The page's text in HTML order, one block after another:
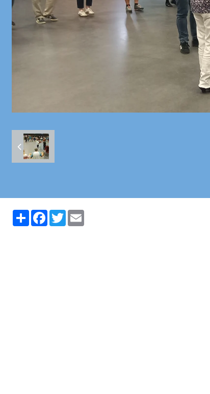
PartagerFacebook
Twitter